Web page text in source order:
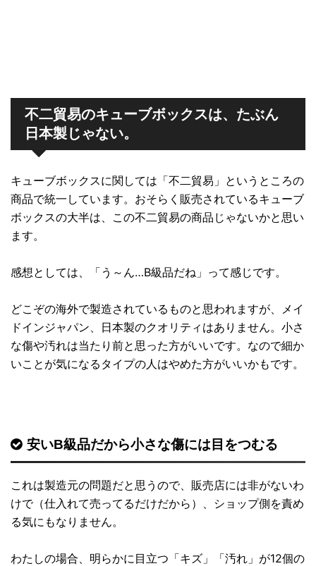
不二貿易のキューブボックスは、たぶん
日本製じゃない。
キューブボックスに関しては「不二貿易」というところの
商品で統一しています。おそらく販売されているキューブ
ボックスの大半は、この不二貿易の商品じゃないかと思い
ます。
感想としては、「う～ん…B級品だね」って感じです。
どこぞの海外で製造されているものと思われますが、メイ
ドインジャパン、日本製のクオリティはありません。小さ
な傷や汚れは当たり前と思った方がいいです。なので細か
いことが気になるタイプの人はやめた方がいいかもです。
安いB級品だから小さな傷には目をつむる
これは製造元の問題だと思うので、販売店には非がないわ
けで（仕入れて売ってるだけだから）、ショップ側を責め
る気にもなりません。
わたしの場合、明らかに目立つ「キズ」「汚れ」が12個の